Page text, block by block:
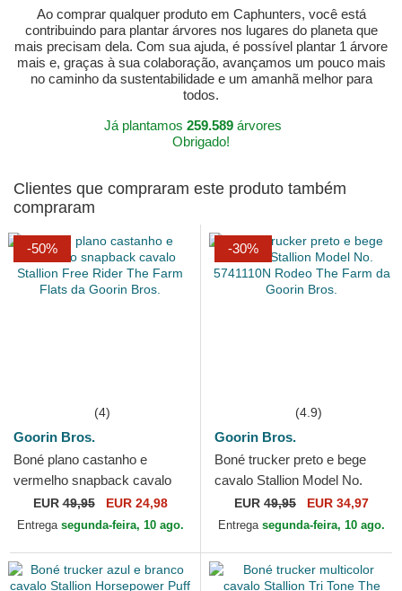
Ao comprar qualquer produto em Caphunters, você está
contribuindo para plantar árvores nos lugares do planeta que
mais precisam dela. Com sua ajuda, é possível plantar 1 árvore
mais e, graças à sua colaboração, avançamos um pouco mais
no caminho da sustentabilidade e um amanhã melhor para
todos.
Já plantamos 259.589árvores
Obrigado!
Clientes que compraram este produto também
compraram
-50%
(4)
Goorin Bros.
Boné plano castanho e
vermelho snapback cavalo
Stallion Free Rider The Farm
Flats da Goorin Bros.
EUR49,95 EUR 24,98
Entrega segunda-feira, 10 ago.
-30%
(4.9)
Goorin Bros.
Boné trucker preto e bege
cavalo Stallion Model No.
5741110N Rodeo The Farm
da Goorin Bros.
EUR 49,95 EUR 34,97
Entrega segunda-feira, 10 ago.